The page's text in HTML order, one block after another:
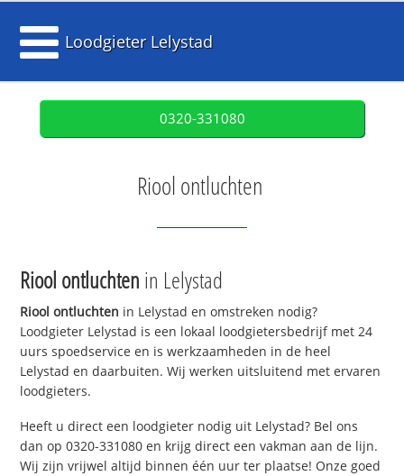
Loodgieter Lelystad
0320-331080
Riool ontluchten
Riool ontluchten in Lelystad
Riool ontluchten in Lelystad en omstreken nodig?
Loodgieter Lelystad is een lokaal loodgietersbedrijf met 24
uurs spoedservice en is werkzaamheden in de heel
Lelystad en daarbuiten. Wij werken uitsluitend met ervaren
loodgieters.
Heeft u direct een loodgieter nodig uit Lelystad? Bel ons
dan op 0320-331080 en krijg direct een vakman aan de lijn.
Wij zijn vrijwel altijd binnen één uur ter plaatse! Onze goed